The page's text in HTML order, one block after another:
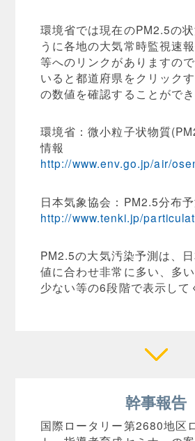
環境省では現在のPM2.5の
うに各地の大気常時監視速
等へのリンクがありますの
いると都道府県をクリック
の数値を確認することができ
環境省：微小粒子状物質
情報
http://www.env.go.jp/air/
日本気象協会：PM2.5分布
http://www.tenki.jp/
PM2.5の大気汚染予測は、
値に合わせ非常に多い、多い
少ない等の6段階で表示して
幹事報告
国際ロータリー第2680地区